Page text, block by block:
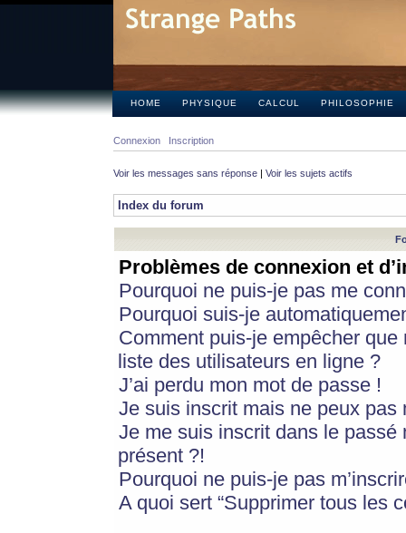
HOME PHYSIQUE CALCUL PHILOSOPHIE
Connexion Inscription
Voir les messages sans réponse | Voir les sujets actifs
Index du forum
Problèmes de connexion et
Pourquoi ne puis-je pas me
Pourquoi suis-je
Comment puis-je empêcher
liste des utilisateurs en ligne ?
J’ai perdu mon mot de passe !
Je suis inscrit mais ne peux pas
Je me suis inscrit dans le
présent ?!
Pourquoi ne puis-je pas
A quoi sert “Supprimer tous les